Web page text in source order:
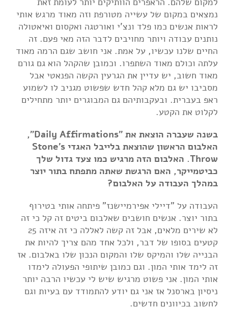
נמצאים במקום של עשייה מטורפת וזה מאוד מרגש אותי
לראות אנשים כמו פלד ונצ'י ואורטגה ואקסום ואיאטולה
נותנים עבודה ויותר מחויבים לדבר הזה מאי פעם. זה
החיים שלנו עכשיו, על אמת. אני חושב שגם הרמה מאוד
עלתה וכולם מאוד השתפרו. וכמובן שהקהל הוא גם גורם
מאוד חשוב, יש עדיין את הגרעין הקשה הפנאטי אבל
מסביבו יש גם מלא קהל חדש שפשוט מגניב לו לשמוע
ראפ בעברית. ובעקבותיהם גם המבוגרים יותר מתחילים
לקלוט את הקטע.
בשנה שעברה הוצאת את "Daily Affirmations",
האלבום הראשון שהוצאת בלייבל האגדי Stone's
Throw. האלבום הזה מרגיש כמו צעד גדול שלך
כביטמייקר, האם הרגשת שאתה מתפתח בתור יוצר
במהלך העבודה על האלבום?
העבודה על "דיילי אפירמיישנז" פיתחה אותי בטירוף
בתור יוצר. אנשים חושבים שאלבום ביטים זה קל כי זה
לא שירים מלאים, אבל זה קשה לאללה כי זה איזה 25
קטעים בסופו של דבר, ולכל אחד מהם צריך להיות את
הבנייה שלו והמיקס שלו והמקום הנכון שלו באלבום. אז
זה לימד אותי המון. וגם כמובן שיתופי הפעולה לימדו
אותי המון. אני פשוט מרגיש שיש לי עכשיו הרבה יותר
ניסיון בארסנל אז אני גם יודע להתמודד עם בעיות וגם
לחשוב בכיוונים חדשים.